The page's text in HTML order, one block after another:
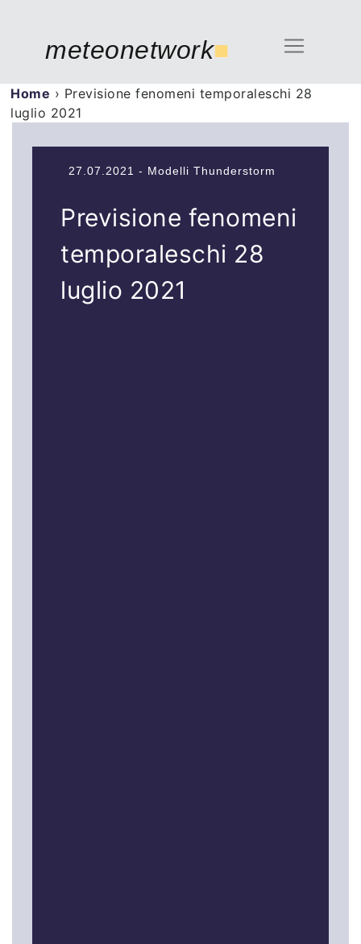
meteonetwork■
Home › Previsione fenomeni temporaleschi 28
luglio 2021
27.07.2021 - Modelli Thunderstorm
Previsione fenomeni
temporaleschi 28
luglio 2021